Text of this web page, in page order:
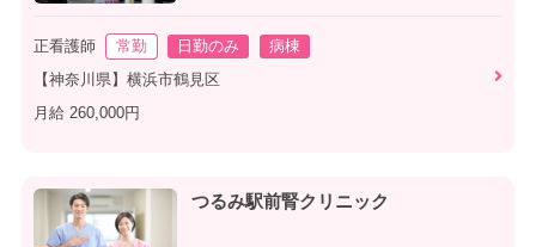
正看護師 常勤 日勤のみ
病棟
【神奈川県】横浜市鶴見区
月給 260,000円
つるみ駅前腎クリニック